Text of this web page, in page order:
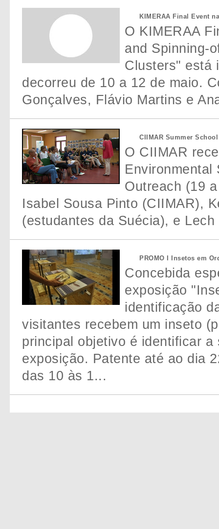
KIMERAA Final Event
O KIMERAA
and Spinning-
Clusters" está
decorreu de 10 a 12 de maio.
Gonçalves, Flávio Martins e
CIIMAR Summer School
O CIIMAR
Environmental
Outreach (19
Isabel Sousa Pinto (CIIMAR),
(estudantes da Suécia), e
PROMO I Insetos em
Concebida
exposição
identificação
visitantes recebem um inseto
principal objetivo é identificar
exposição. Patente até ao dia
das 10 às 1...